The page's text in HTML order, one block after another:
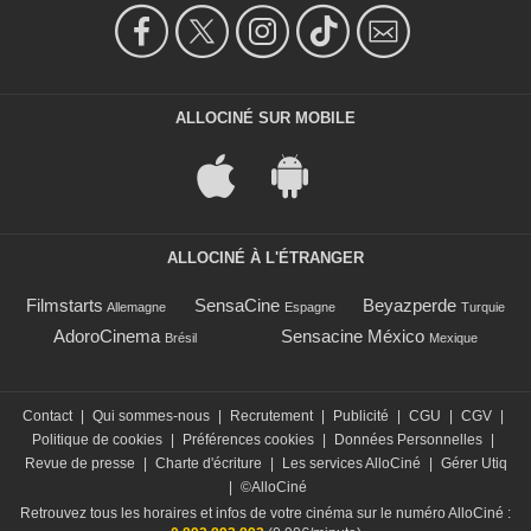
ALLOCINÉ SUR MOBILE
ALLOCINÉ À L'ÉTRANGER
Filmstarts Allemagne SensaCine Espagne Beyazperde Turquie
AdoroCinema Brésil Sensacine México Mexique
Contact Qui sommes-nous Recrutement Publicité CGU CGV
Politique de cookies
Préférences cookies Données Personnelles
Revue de presse
Charte d'écriture Les services AlloCiné
Gérer Utiq
©AlloCiné
Retrouvez tous les horaires et infos de votre cinéma sur le numéro AlloCiné :